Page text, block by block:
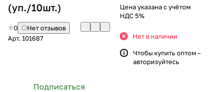
(уп./10шт.)
0
Нет отзывов
Арт. 101687
Подписаться
Цена указана с учётом
НДС 5%
Нет в наличии
Чтобы купить оптом –
авторизуйтесь